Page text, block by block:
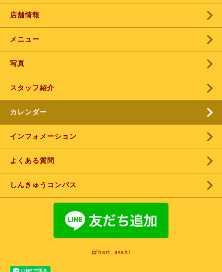
店舗情報
メニュー
写真
スタッフ紹介
カレンダー
インフォメーション
よくある質問
しんきゅうコンパス
@hari_asahi